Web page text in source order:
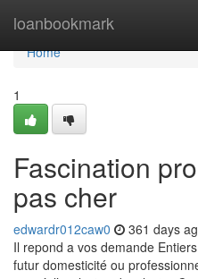
loanbookmark
Home
Home
1
Fascination
pas cher
edwardr012caw0 361 days
Il repond a vos demande
futur domesticité ou